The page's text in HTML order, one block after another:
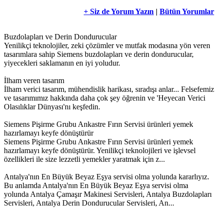
+ Siz de Yorum Yazın | Bütün Yorumlar
Buzdolapları ve Derin Dondurucular
Yenilikçi teknolojiler, zeki çözümler ve mutfak modasına yön veren
tasarımlara sahip Siemens buzdolapları ve derin dondurucular,
yiyecekleri saklamanın en iyi yoludur.
İlham veren tasarım
İlham verici tasarım, mühendislik harikası, sıradışı anlar... Felsefemiz
ve tasarımımız hakkında daha çok şey öğrenin ve 'Heyecan Verici
Olasılıklar Dünyası'nı keşfedin.
Siemens Pişirme Grubu Ankastre Fırın Servisi ürünleri yemek
hazırlamayı keyfe dönüştürür
Siemens Pişirme Grubu Ankastre Fırın Servisi ürünleri yemek
hazırlamayı keyfe dönüştürür. Yenilikçi teknolojileri ve işlevsel
özellikleri ile size lezzetli yemekler yaratmak için z...
Antalya'nın En Büyük Beyaz Eşya servisi olma yolunda kararlıyız.
Bu anlamda Antalya'nın En Büyük Beyaz Eşya servisi olma
yolunda Antalya Çamaşır Makinesi Servisleri, Antalya Buzdolapları
Servisleri, Antalya Derin Dondurucular Servisleri, An...